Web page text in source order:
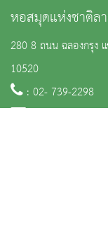
หอสมุดแห่งชาติล
280 8 ถนน ฉลองกรุง
10520
: 02- 739-2298